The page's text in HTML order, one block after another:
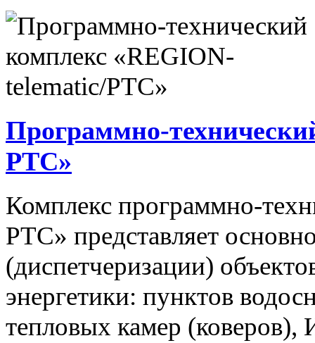
Программно-
РТС»
Комплекс программно-
РТС» представляет
(диспетчеризации)
энергетики: пунктов
тепловых камер